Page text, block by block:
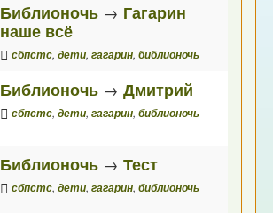
Библионочь → Гагарин
наше всё
сбпстс,дети,гагарин,библионочь
Библионочь →Дмитрий
сбпстс,дети,гагарин,библионочь
Библионочь →Тест
сбпстс,дети,гагарин,библионочь